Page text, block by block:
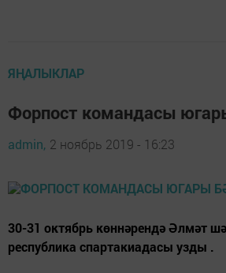
ЯҢАЛЫКЛАР
Форпост командасы
admin, 2 ноябрь 2019 - 16:23
30-31 октябрь көннәрендә Әлмәт
республика спартакиадасы узды .